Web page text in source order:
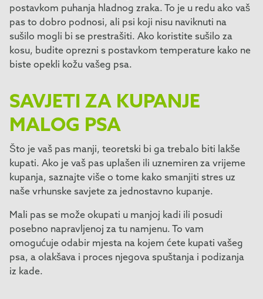
postavkom puhanja hladnog zraka. To je u redu ako vaš
pas to dobro podnosi, ali psi koji nisu naviknuti na
sušilo mogli bi se prestrašiti. Ako koristite sušilo za
kosu, budite oprezni s postavkom temperature kako ne
biste opekli kožu vašeg psa.
SAVJETI ZA KUPANJE
MALOG PSA
Što je vaš pas manji, teoretski bi ga trebalo biti lakše
kupati. Ako je vaš pas uplašen ili uznemiren za vrijeme
kupanja, saznajte više o tome kako smanjiti stres uz
naše vrhunske savjete za jednostavno kupanje.
Mali pas se može okupati u manjoj kadi ili posudi
posebno napravljenoj za tu namjenu. To vam
omogućuje odabir mjesta na kojem ćete kupati vašeg
psa, a olakšava i proces njegova spuštanja i podizanja
iz kade.